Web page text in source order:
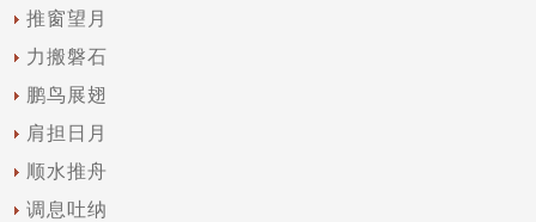
推窗望月
力搬磐石
鹏鸟展翅
肩担日月
顺水推舟
调息吐纳